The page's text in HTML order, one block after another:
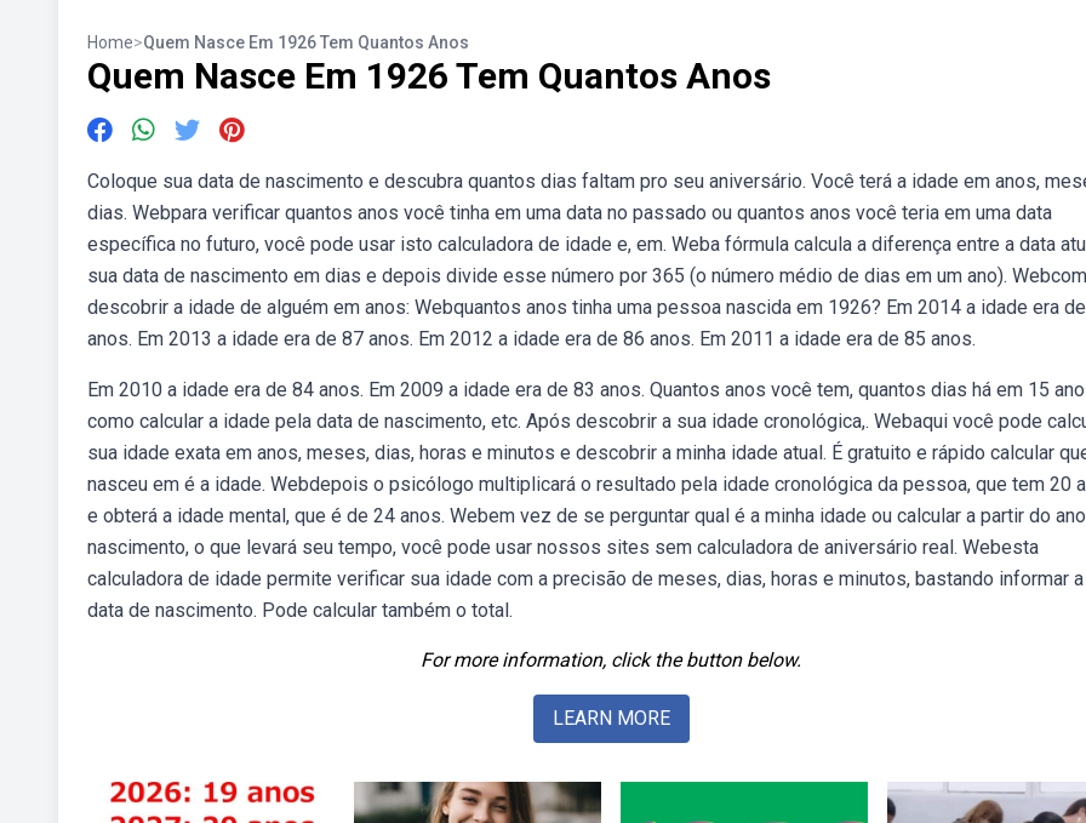
Home>Quem Nasce Em 1926 Tem Quantos Anos
Quem Nasce Em 1926 Tem Quantos Anos
Coloque sua data de nascimento e descubra quantos dias faltam pro seu aniversário. Você terá a idade em anos,
dias. Webpara verificar quantos anos você tinha em uma data no passado ou quantos anos você teria em uma data
específica no futuro, você pode usar isto calculadora de idade e, em. Weba fórmula calcula a diferença entre a data
sua data de nascimento em dias e depois divide esse número por 365 (o número médio de dias em um ano).
descobrir a idade de alguém em anos: Webquantos anos tinha uma pessoa nascida em 1926? Em 2014 a idade era
anos. Em 2013 a idade era de 87 anos. Em 2012 a idade era de 86 anos. Em 2011 a idade era de 85 anos.
Em 2010 a idade era de 84 anos. Em 2009 a idade era de 83 anos. Quantos anos você tem, quantos dias há em 15
como calcular a idade pela data de nascimento, etc. Após descobrir a sua idade cronológica,. Webaqui você pode
sua idade exata em anos, meses, dias, horas e minutos e descobrir a minha idade atual. É gratuito e rápido calcular
nasceu em é a idade. Webdepois o psicólogo multiplicará o resultado pela idade cronológica da pessoa, que tem 20
e obterá a idade mental, que é de 24 anos. Webem vez de se perguntar qual é a minha idade ou calcular a partir do
nascimento, o que levará seu tempo, você pode usar nossos sites sem calculadora de aniversário real. Webesta
calculadora de idade permite verificar sua idade com a precisão de meses, dias, horas e minutos, bastando informar
data de nascimento. Pode calcular também o total.
For more information, click the button below.
LEARN MORE